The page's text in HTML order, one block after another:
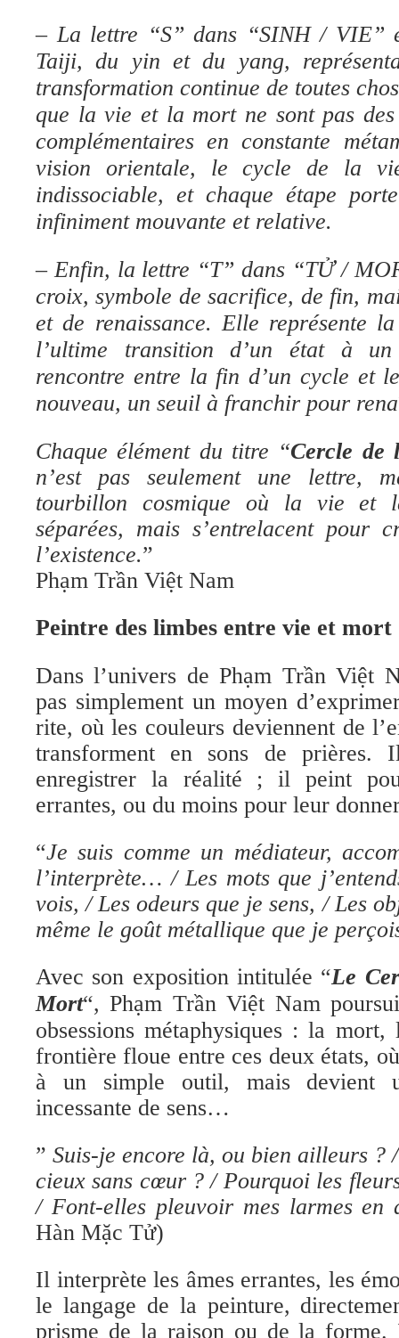
– La lettre “S” dans “SINH / VIE”
Taiji, du yin et du yang,
transformation continue de toutes
que la vie et la mort ne sont pas des
complémentaires en constante
vision orientale, le cycle de la
indissociable, et chaque étape
infiniment mouvante et relative.
– Enfin, la lettre “T” dans “TỬ /
croix, symbole de sacrifice, de fin,
et de renaissance. Elle représente
l’ultime transition d’un état à
rencontre entre la fin d’un cycle et
nouveau, un seuil à franchir pour
Chaque élément du titre “Cercle de
n’est pas seulement une lettre,
tourbillon cosmique où la vie et
séparées, mais s’entrelacent
l’existence.”
Phạm Trần Việt Nam
Peintre des limbes entre vie et mort
Dans l’univers de Phạm Trần Việt
pas simplement un moyen
rite, où les couleurs deviennent de
transforment en sons de
enregistrer la réalité ; il peint
errantes, ou du moins pour leur
“Je suis comme un médiateur,
l’interprète… / Les mots que
vois, / Les odeurs que je sens, / Les
même le goût métallique que je
Avec son exposition intitulée “Le
Mort“, Phạm Trần Việt Nam
obsessions métaphysiques : la
frontière floue entre ces deux états,
à un simple outil, mais devient
incessante de sens…
” Suis-je encore là, ou bien ailleurs ?
cieux sans cœur ? / Pourquoi les
/ Font-elles pleuvoir mes larmes en
Hàn Mặc Tử)
Il interprète les âmes errantes, les
le langage de la peinture,
prisme de la raison ou de la forme.